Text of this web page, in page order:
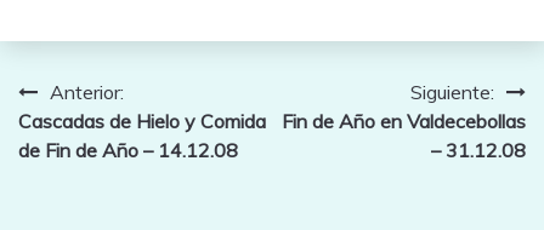
Navegación
de
Anterior:
Cascadas de Hielo y Comida
de Fin de Año – 14.12.08
Siguiente:
Fin de Año en Valdecebollas
– 31.12.08